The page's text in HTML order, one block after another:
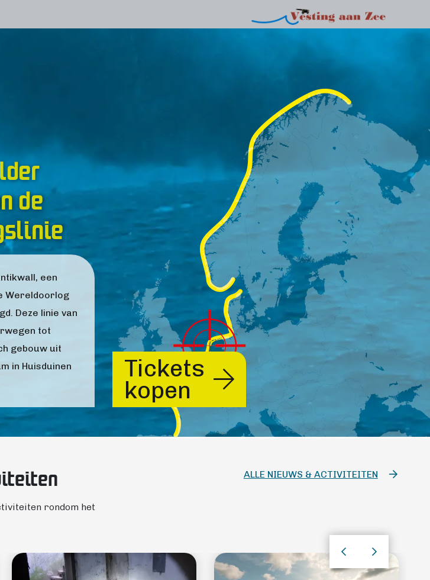
de
een
Wereldoorlog
Deze linie van
tot
gebouw uit
in Huisduinen
Tickets
kopen
ALLE NIEUWS & ACTIVITEITEN
rondom het